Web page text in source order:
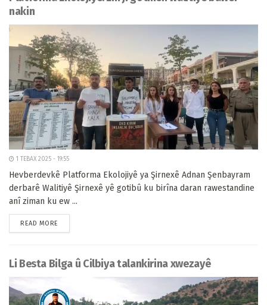
nakin
1 TEBAX 2025 - 19:55
Hevberdevkê Platforma Ekolojiyê ya Şirnexê Adnan Şenbayram
derbarê Walitiyê Şirnexê yê gotibû ku birîna daran rawestandine
anî ziman ku ew ...
READ MORE
Li Besta Bilga û Cilbiya talankirina xwezayê